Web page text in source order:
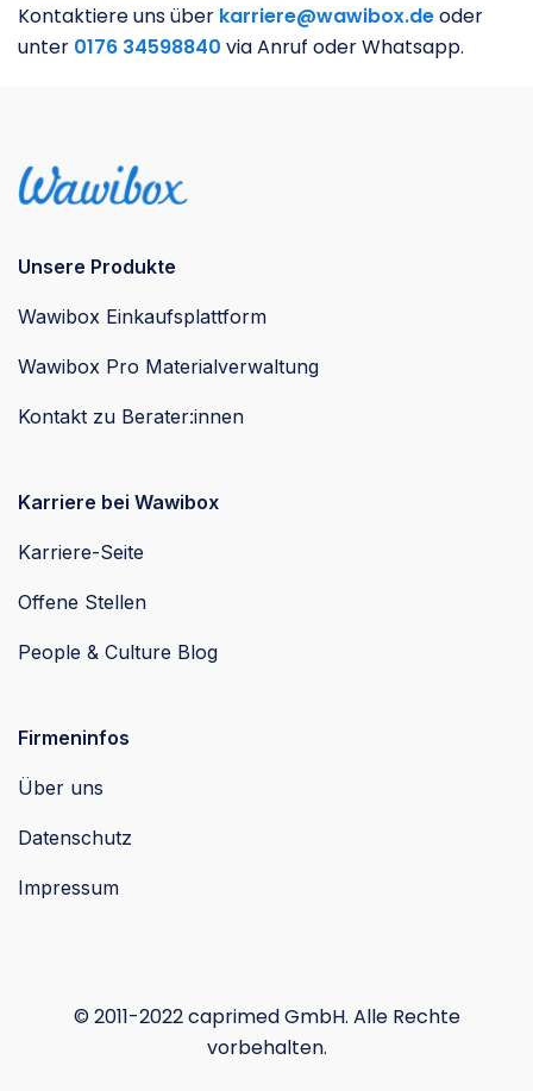
Kontaktiere uns über karriere@wawibox.deoder
unter 0176 34598840 via Anruf oder Whatsapp.
Unsere Produkte
Wawibox Einkaufsplattform
Wawibox Pro Materialverwaltung
Kontakt zu Berater:innen
Karriere bei Wawibox
Karriere-Seite
Offene Stellen
People & Culture Blog
Firmeninfos
Über uns
Datenschutz
Impressum
© 2011-2022 caprimed GmbH. Alle Rechte
vorbehalten.